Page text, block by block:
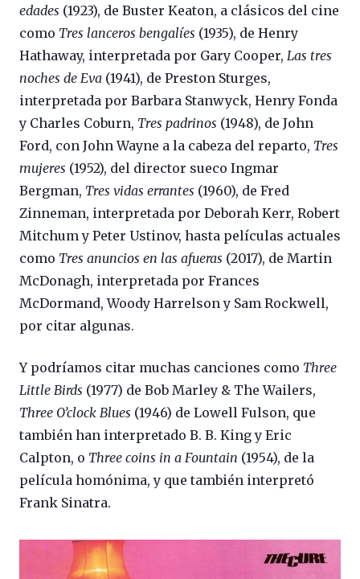
edades (1923), de Buster Keaton, a clásicos del cine
como Tres lanceros bengalíes (1935), de Henry
Hathaway, interpretada por Gary Cooper, Las tres
noches de Eva (1941), de Preston Sturges,
interpretada por Barbara Stanwyck, Henry Fonda
y Charles Coburn, Tres padrinos (1948), de John
Ford, con John Wayne a la cabeza del reparto, Tres
mujeres (1952), del director sueco Ingmar
Bergman, Tres vidas errantes (1960), de Fred
Zinneman, interpretada por Deborah Kerr, Robert
Mitchum y Peter Ustinov, hasta películas actuales
como Tres anuncios en las afueras (2017), de Martin
McDonagh, interpretada por Frances
McDormand, Woody Harrelson y Sam Rockwell,
por citar algunas.
Y podríamos citar muchas canciones como Three
Little Birds (1977) de Bob Marley & The Wailers,
Three O’clock Blues (1946) de Lowell Fulson, que
también han interpretado B. B. King y Eric
Calpton, o Three coins in a Fountain (1954), de la
película homónima, y que también interpretó
Frank Sinatra.